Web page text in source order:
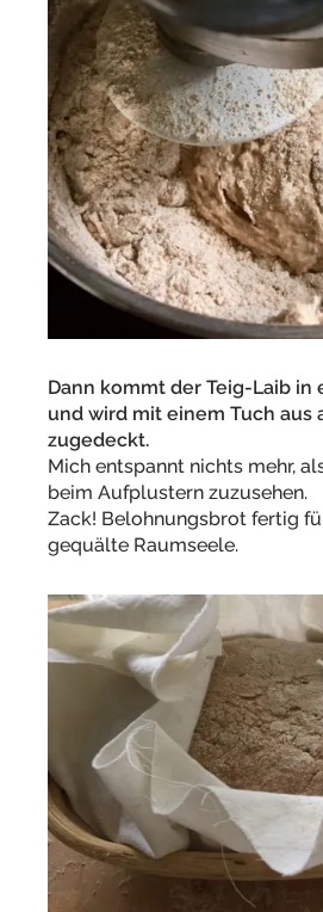
Dann kommt der Teig-Laib in
und wird mit einem Tuch aus
zugedeckt.
Mich entspannt nichts mehr,
beim Aufplustern zuzusehen.
Zack! Belohnungsbrot fertig
gequälte Raumseele.